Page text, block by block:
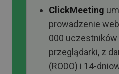
ClickMeeting
prowadzenie
000
przeglądarki, z
(RODO) i 14-